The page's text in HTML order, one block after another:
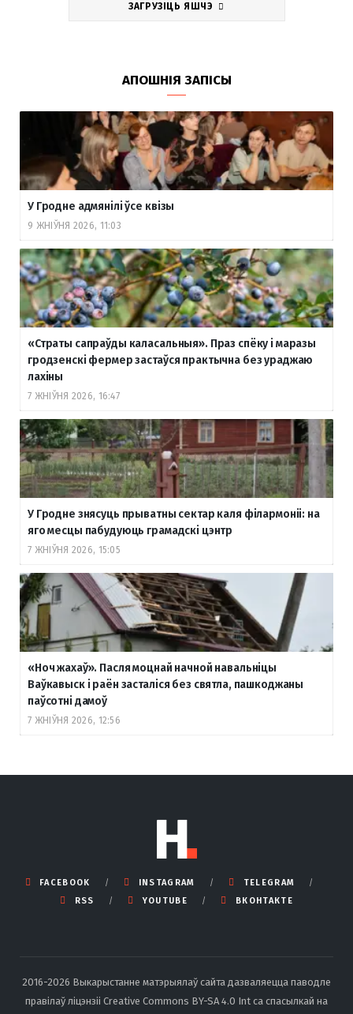
ЗАГРУЗІЦЬ ЯШЧЭ
АПОШНІЯ ЗАПІСЫ
У Гродне адмянілі ўсе квізы
9 ЖНІЎНЯ 2026, 11:03
«Страты сапраўды каласальныя». Праз спёку і маразы
гродзенскі фермер застаўся практычна без ураджаю
лахіны
7 ЖНІЎНЯ 2026, 16:47
У Гродне знясуць прыватны сектар каля філармоніі: на
яго месцы пабудуюць грамадскі цэнтр
7 ЖНІЎНЯ 2026, 15:05
«Ноч жахаў». Пасля моцнай начной навальніцы
Ваўкавыск і раён засталіся без святла, пашкоджаны
паўсотні дамоў
7 ЖНІЎНЯ 2026, 12:56
FACEBOOK INSTAGRAM
TELEGRAM
RSS
YOUTUBE ВКОНТАКТЕ
2016-2026 Выкарыстанне матэрыялаў сайта дазваляецца паводле
правілаў ліцэнзіі Creative Commons BY-SA 4.0 Int са спасылкай на